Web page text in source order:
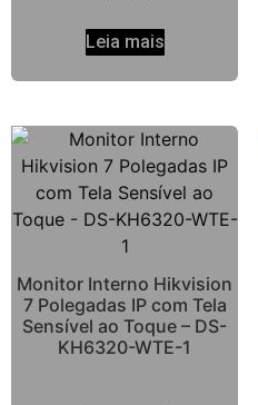
Leia mais
Monitor Interno Hikvision
7 Polegadas IP com Tela
Sensível ao Toque – DS-
KH6320-WTE-1